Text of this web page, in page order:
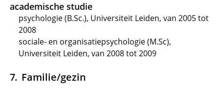
academische studie
psychologie (B.Sc.), Universiteit Leiden, van 2005 tot
2008
sociale- en organisatiepsychologie (M.Sc),
Universiteit Leiden, van 2008 tot 2009
Familie/gezin